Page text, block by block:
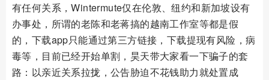
有任何关系，Wintermute仅在伦敦、纽约和新加坡设有
办事处，所谓的老陈和老蒋搞的越南工作室等都是假
的，下载app只能通过第三方链接，下载提现有风险，病
毒等，目前已经开始单割，昊天带大家看一下骗子的套
路：以亲近关系拉拢，公告胁迫不花钱助力就处置成